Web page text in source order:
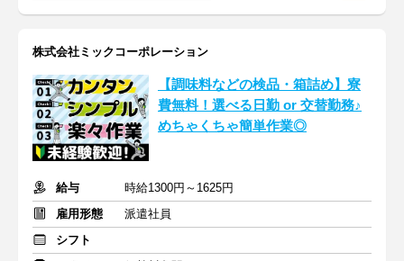
株式会社ミックコーポレーション
【調味料などの検品・箱詰め】寮
費無料！選べる日勤 or 交替勤務♪
めちゃくちゃ簡単作業◎
給与
時給1300円～1625円
雇用形態
派遣社員
シフト